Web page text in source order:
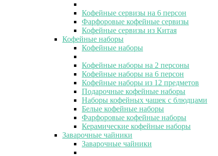
Кофейные сервизы на 6 персон
Фарфоровые кофейные сервизы
Кофейные сервизы из Китая
Кофейные наборы
Кофейные наборы
Кофейные наборы на 2 персоны
Кофейные наборы на 6 персон
Кофейные наборы из 12 предметов
Подарочные кофейные наборы
Наборы кофейных чашек с блюдцами
Белые кофейные наборы
Фарфоровые кофейные наборы
Керамические кофейные наборы
Заварочные чайники
Заварочные чайники